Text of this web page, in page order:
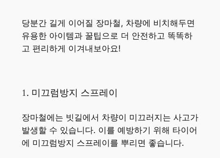
당분간 길게 이어질 장마철, 차량에 비치해두면
유용한 아이템과 꿀팁으로 더 안전하고 똑똑하
고 편리하게 이겨내보아요!
1. 미끄럼방지 스프레이
장마철에는 빗길에서 차량이 미끄러지는 사고가
발생할 수 있습니다. 이를 예방하기 위해 타이어
에 미끄럼방지 스프레이를 뿌리면 좋습니다.